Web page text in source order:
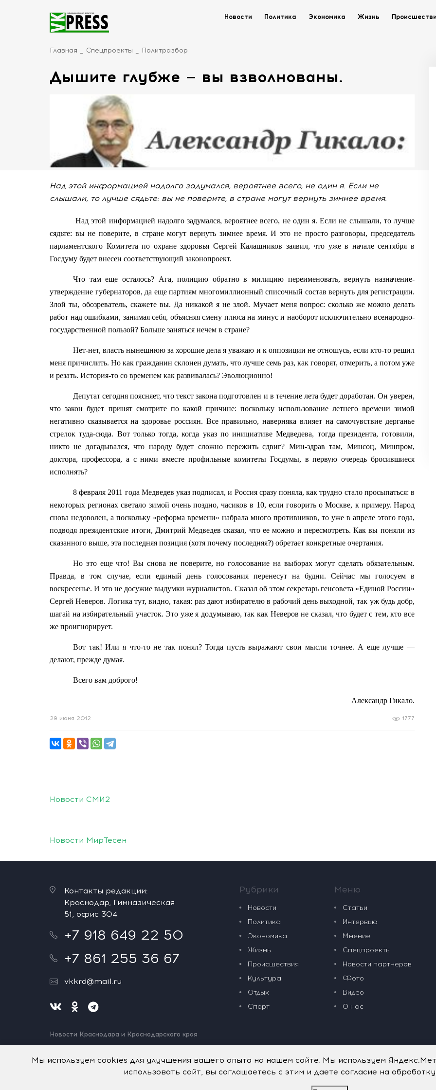
Новости Политика Экономика Жизнь
Главная Спецпроекты Политразбор
Дышите глубже — вы взволнованы.
Над этой информацией надолго задумался, вероятнее всего, не один я. Если не
слышали, то лучше сядьте: вы не поверите, в стране могут вернуть зимнее время.
Над этой информацией надолго задумался, вероятнее всего, не один я. Если не слышали, то лучше
сядьте: вы не поверите, в стране могут вернуть зимнее время. И это не просто разговоры, председатель
парламентского Комитета по охране здоровья Сергей Калашников заявил, что уже в начале сентября в
Госдуму будет внесен соответствующий законопроект.
Что там еще осталось? Ага, полицию обратно в милицию переименовать, вернуть назначение-
утверждение губернаторов, да еще партиям многомиллионный списочный состав вернуть для регистрации.
Злой ты, обозреватель, скажете вы. Да никакой я не злой. Мучает меня вопрос: сколько же можно делать
работ над ошибками, занимая себя, объясняя смену плюса на минус и наоборот исключительно всенародно-
государственной пользой? Больше заняться нечем в стране?
Нет-нет, власть нынешнюю за хорошие дела я уважаю и к оппозиции не отношусь, если кто-то решил
меня причислить. Но как гражданин склонен думать, что лучше семь раз, как говорят, отмерить, а потом уже
и резать. История-то со временем как развивалась? Эволюционно!
Депутат сегодня поясняет, что текст закона подготовлен и в течение лета будет доработан. Он уверен,
что закон будет принят смотрите по какой причине: поскольку использование летнего времени зимой
негативно сказывается на здоровье россиян. Все правильно, наверняка влияет на самочувствие дерганье
стрелок туда-сюда. Вот только тогда, когда указ по инициативе Медведева, тогда президента, готовили,
никто не догадывался, что народу будет сложно пережить сдвиг? Мин-здрав там, Минсоц, Минпром,
доктора, профессора, а с ними вместе профильные комитеты Госдумы, в первую очередь бросившиеся
исполнять?
8 февраля 2011 года Медведев указ подписал, и Россия сразу поняла, как трудно стало просыпаться: в
некоторых регионах светало зимой очень поздно, часиков в 10, если говорить о Москве, к примеру. Народ
снова недоволен, а поскольку «реформа времени» набрала много противников, то уже в апреле этого года,
подводя президентские итоги, Дмитрий Медведев сказал, что ее можно и пересмотреть. Как вы поняли из
сказанного выше, эта последняя позиция (хотя почему последняя?) обретает конкретные очертания.
Но это еще что! Вы снова не поверите, но голосование на выборах могут сделать обязательным.
Правда, в том случае, если единый день голосования перенесут на будни. Сейчас мы голосуем в
воскресенье. И это не досужие выдумки журналистов. Сказал об этом секретарь генсовета «Единой России»
Сергей Неверов. Логика тут, видно, такая: раз дают избирателю в рабочий день выходной, так уж будь добр,
шагай на избирательный участок. Это уже я додумываю, так как Неверов не сказал, что будет с тем, кто все
же проигнорирует.
Вот так! Или я что-то не так понял? Тогда пусть выражают свои мысли точнее. А еще лучше —
делают, прежде думая.
Всего вам доброго!
Александр Гикало.
1777
29 июня 2012
Новости СМИ2
Новости МирТесен
Контакты редакции:
Краснодар, Гимназическая
51, офис 304
+7 918 649 22 50
+7 861 255 36 67
vkkrd@mail.ru
Новости Краснодара и Краснодарского края
Нашли ошибку? Выделите и нажмите Ctrl+Enter.
Рубрики
Новости
Политика
Экономика
Жизнь
Происшествия
Культура
Отдых
Спорт
Меню
Статьи
Интервью
Мнение
Спецпроекты
Новости партнеров
Фото
Видео
О нас
Мы используем cookies для улучшения вашего опыта на нашем сайте. Мы используем
использовать сайт, вы соглашаетесь с этим и даете согласие на